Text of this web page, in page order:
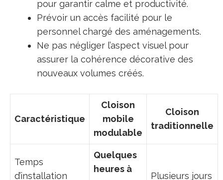
pour garantir calme et productivité.
Prévoir un accès facilité pour le
personnel chargé des aménagements.
Ne pas négliger l’aspect visuel pour
assurer la cohérence décorative des
nouveaux volumes créés.
Caractéristique
Cloison
mobile
modulable
Cloison
traditionnelle
Temps
d’installation
Quelques
heures à
Plusieurs jours